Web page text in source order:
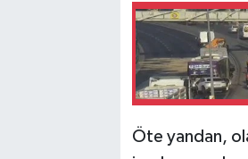
Öte yandan,